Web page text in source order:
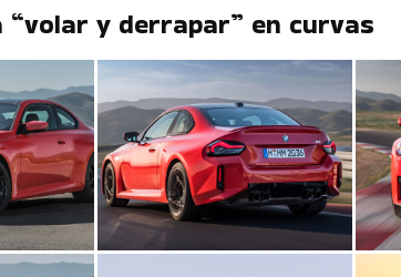
y derrapar” en curvas